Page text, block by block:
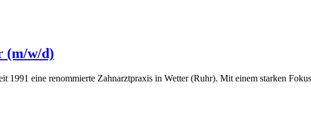
(m/w/d)
eine renommierte Zahnarztpraxis in Wetter (Ruhr). Mit einem starken